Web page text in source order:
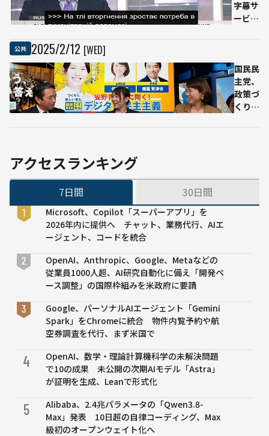
クコ
メン
超、
AI制
度に
対す
す
字幕サ
ービス
動翻訳
の誤訳
問題が
影響
公共 2025/2/12 [WED]
国民民
主党、
政策づ
くりに
グ」：
用した
アクセスランキング
7日間 30日間
Microsoft、Copilot「スーパーアプリ」を
2026年内に提供へ チャット、業務代行、AIエ
ージェント、コードを統合
OpenAI、Anthropic、Google、Metaなどの
従業員1000人超、AI研究自動化に備え「開発ペ
ース調整」の国際枠組みを米政府に要請
Google、パーソナルAIエージェント「Gemini
Spark」をChromeに統合 物件内覧予約や航
空券調査を代行、まず米国で
4
OpenAI、数学・理論計算機科学の未解決問題
で10の成果 未公開の次期AIモデル「Astra」
が証明を生成、Leanで形式化
5
Alibaba、2.4兆パラメータの「Qwen3.8-
Max」発表 10日超の自律コーディング、Max
級初のオープンウェイト化へ